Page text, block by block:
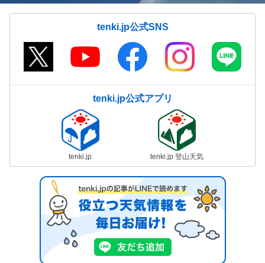
tenki.jp公式SNS
tenki.jp公式アプリ
tenki.jp tenki.jp 登山天気